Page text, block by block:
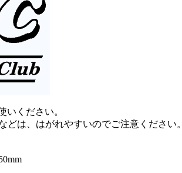
いください。
は、はがれやすいのでご注意ください。